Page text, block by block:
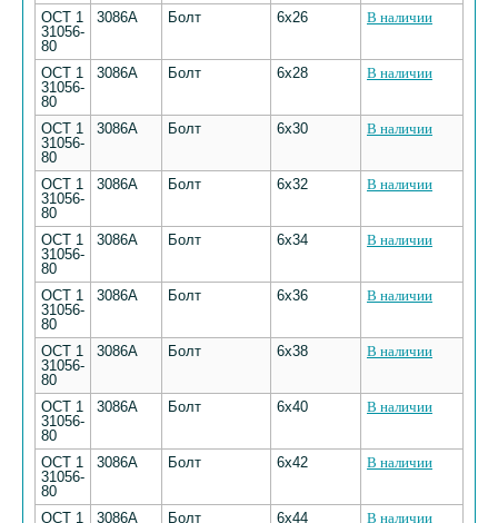
ОСТ 1
31056-
80
3086А Болт 6х26 В наличии
ОСТ 1
31056-
80
3086А Болт 6х28 В наличии
ОСТ 1
31056-
80
3086А Болт 6х30 В наличии
ОСТ 1
31056-
80
3086А Болт 6х32 В наличии
ОСТ 1
31056-
80
3086А Болт 6х34 В наличии
ОСТ 1
31056-
80
3086А Болт 6х36 В наличии
ОСТ 1
31056-
80
3086А Болт 6х38 В наличии
ОСТ 1
31056-
80
3086А Болт 6х40 В наличии
ОСТ 1
31056-
80
3086А Болт 6х42 В наличии
ОСТ 1
3086А Болт 6х44 В наличии